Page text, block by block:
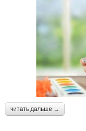
читать дальше →